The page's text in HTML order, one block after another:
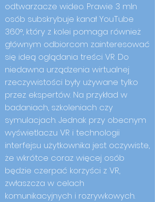
odtwarzacze wideo. Prawie 3 mln
osób subskrybuje kanał YouTube
360°, który z kolei pomaga również
głównym odbiorcom zainteresować
się ideą oglądania treści VR. Do
niedawna urządzenia wirtualnej
rzeczywistości były używane tylko
przez ekspertów. Na przykład w
badaniach, szkoleniach czy
symulacjach. Jednak przy obecnym
wyświetlaczu VR i technologii
interfejsu użytkownika jest oczywiste,
że wkrótce coraz więcej osób
będzie czerpać korzyści z VR,
zwłaszcza w celach
komunikacyjnych i rozrywkowych.